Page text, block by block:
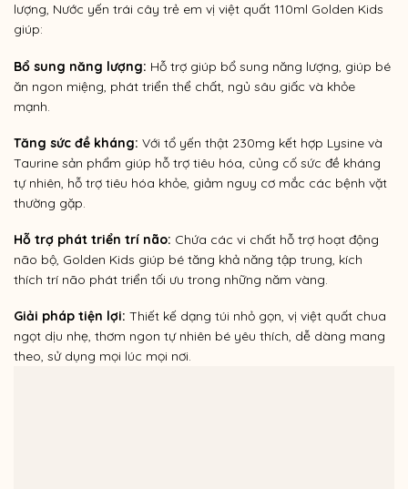
lượng, Nước yến trái cây trẻ em vị việt quất 110ml Golden Kids
giúp:
Bổ sung năng lượng: Hỗ trợ giúp bổ sung năng lượng, giúp bé
ăn ngon miệng, phát triển thể chất, ngủ sâu giấc và khỏe
mạnh.
Tăng sức đề kháng: Với tổ yến thật 230mg kết hợp Lysine và
Taurine sản phẩm giúp hỗ trợ tiêu hóa, củng cố sức đề kháng
tự nhiên, hỗ trợ tiêu hóa khỏe, giảm nguy cơ mắc các bệnh vặt
thường gặp.
Hỗ trợ phát triển trí não: Chứa các vi chất hỗ trợ hoạt động
não bộ, Golden Kids giúp bé tăng khả năng tập trung, kích
thích trí não phát triển tối ưu trong những năm vàng.
Giải pháp tiện lợi: Thiết kế dạng túi nhỏ gọn, vị việt quất chua
ngọt dịu nhẹ, thơm ngon tự nhiên bé yêu thích, dễ dàng mang
theo, sử dụng mọi lúc mọi nơi.